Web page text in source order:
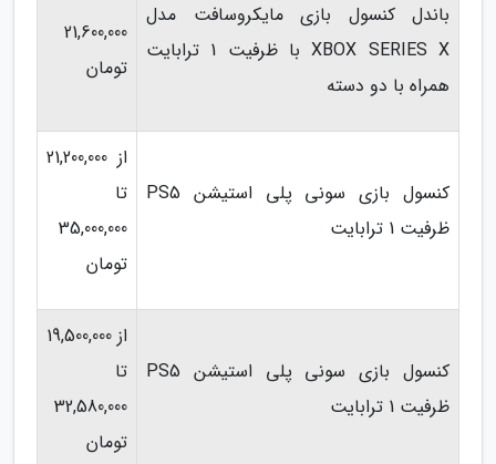
باندل کنسول بازی مایکروسافت مدل
XBOX SERIES X با ظرفیت 1 ترابایت
همراه با دو دسته
21,600,000
تومان
کنسول بازی سونی پلی استیشن PS5
ظرفیت 1 ترابایت
از 21,200,000
تا
35,000,000
تومان
کنسول بازی سونی پلی استیشن PS5
ظرفیت 1 ترابایت
از 19,500,000
تا
32,580,000
تومان